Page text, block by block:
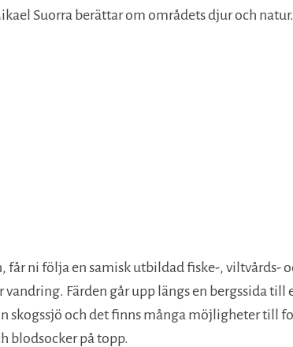
Suorra berättar om områdets djur och natur.
ni följa en samisk utbildad fiske-, viltvårds-
Färden går upp längs en bergssida till
skogssjö och det finns många möjligheter till
blodsocker på topp.